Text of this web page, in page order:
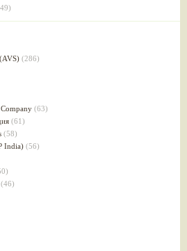
(49)
(36)
(286)
(63)
(61)
(58)
India) (56)
(46)